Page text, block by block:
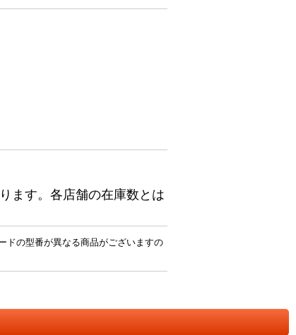
ます。各店舗の在庫数とは
ドの型番が異なる商品がございますの